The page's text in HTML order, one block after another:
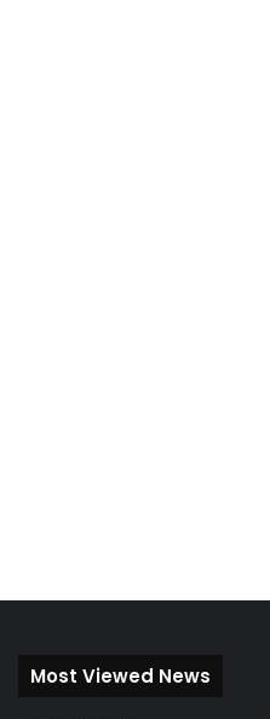
Most Viewed News